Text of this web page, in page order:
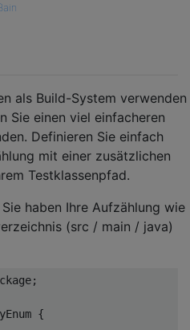
als Build-System verwenden
Sie einen viel einfacheren
Definieren Sie einfach
mit einer zusätzlichen
Testklassenpfad.
haben Ihre Aufzählung wie
(src / main / java)
;
{